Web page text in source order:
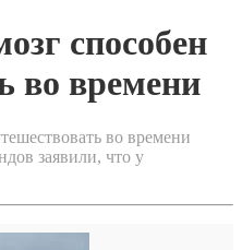
способен
во времени
во времени
заявили, что у